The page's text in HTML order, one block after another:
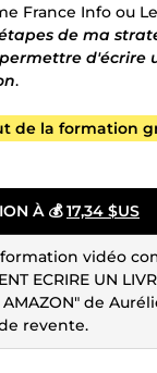
France Info ou
de ma
d'écrire
.
de la formation
À 💰17,34 $US
vidéo
ECRIRE UN
AMAZON" de
revente.